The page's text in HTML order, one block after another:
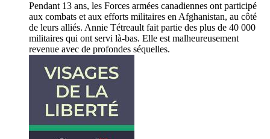
Pendant 13 ans, les Forces armées canadiennes ont participé
aux combats et aux efforts militaires en Afghanistan, au côté
de leurs alliés. Annie Tétreault fait partie des plus de 40 000
militaires qui ont servi là-bas. Elle est malheureusement
revenue avec de profondes séquelles.